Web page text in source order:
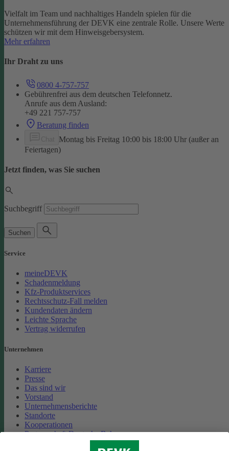
Vielfalt im Team und nachhaltiges Handeln spielen für die
Unternehmensführung der DEVK eine zentrale Rolle. Unsere Werte
schützen wir mit dem Hinweisgebersystem.
Mehr erfahren
Ihr Draht zu uns
0800 4-757-757
Gebührenfrei aus dem deutschen Telefonnetz.
Anrufe aus dem Ausland:
+49 221 757-757
Beratung finden
Montag bis Freitag 10:00 bis 18:00 Uhr (außer an
Feiertagen)
Jetzt finden, was Sie suchen
Suchbegriff
Suchen
Service
meineDEVK
Schadenmeldung
Kfz-Produktservices
Rechtsschutz-Fall melden
Kundendaten ändern
Leichte Sprache
Vertrag widerrufen
Unternehmen
Karriere
Presse
Das sind wir
Vorstand
Unternehmensberichte
Standorte
Kooperationen
Partnerschaft Deutsche Bahn